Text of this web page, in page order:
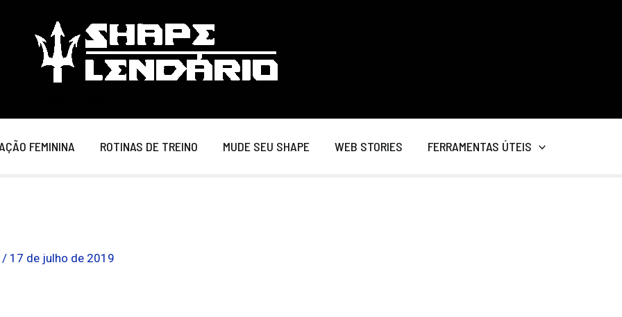
FEMININA ROTINAS DE TREINO MUDE SEU SHAPE WEB STORIES FERRAMENTAS ÚTEIS
/ 17 de julho de 2019